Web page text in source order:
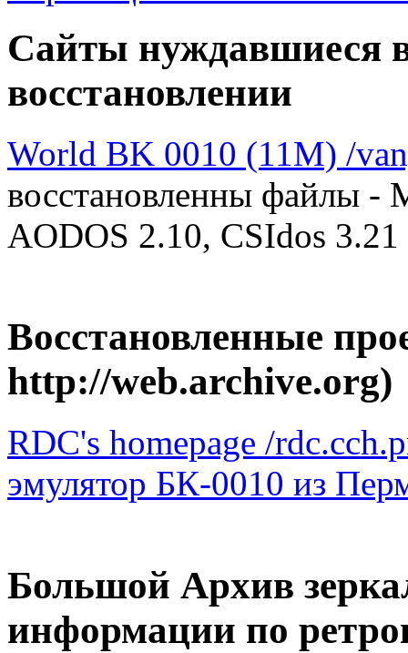
Сайты нуждавшиеся
восстановлении
World BK 0010 (11M) /
восстановленны файлы -
AODOS 2.10, CSIdos 3.21
Восстановленные
http://web.archive.org)
RDC's homepage /
эмулятор БК-0010 из
Большой Архив
информации по